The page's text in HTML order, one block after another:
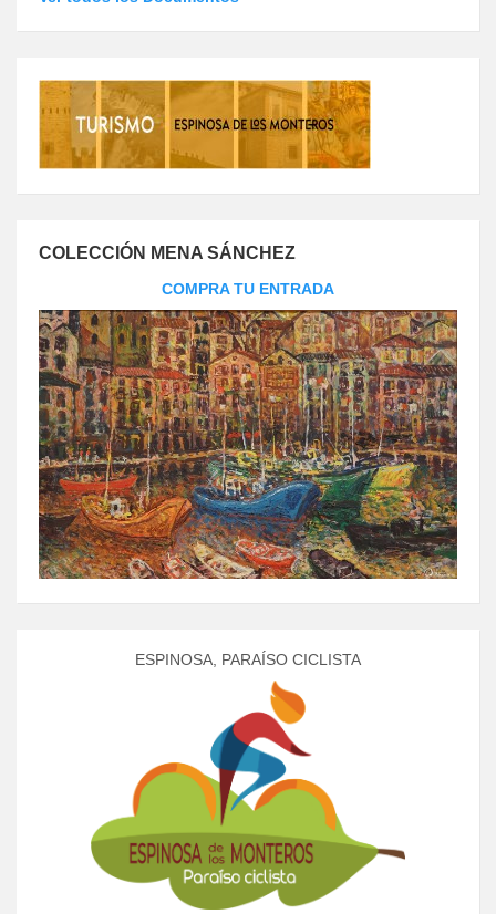
COLECCIÓN MENA SÁNCHEZ
COMPRA TU ENTRADA
ESPINOSA, PARAÍSO CICLISTA